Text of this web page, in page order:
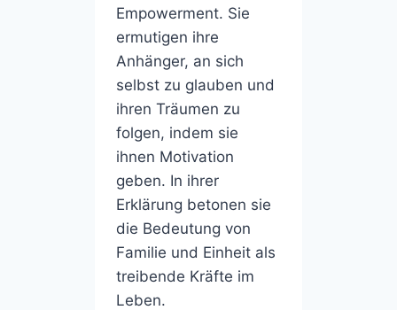
Empowerment. Sie
ermutigen ihre
Anhänger, an sich
selbst zu glauben und
ihren Träumen zu
folgen, indem sie
ihnen Motivation
geben. In ihrer
Erklärung betonen sie
die Bedeutung von
Familie und Einheit als
treibende Kräfte im
Leben.